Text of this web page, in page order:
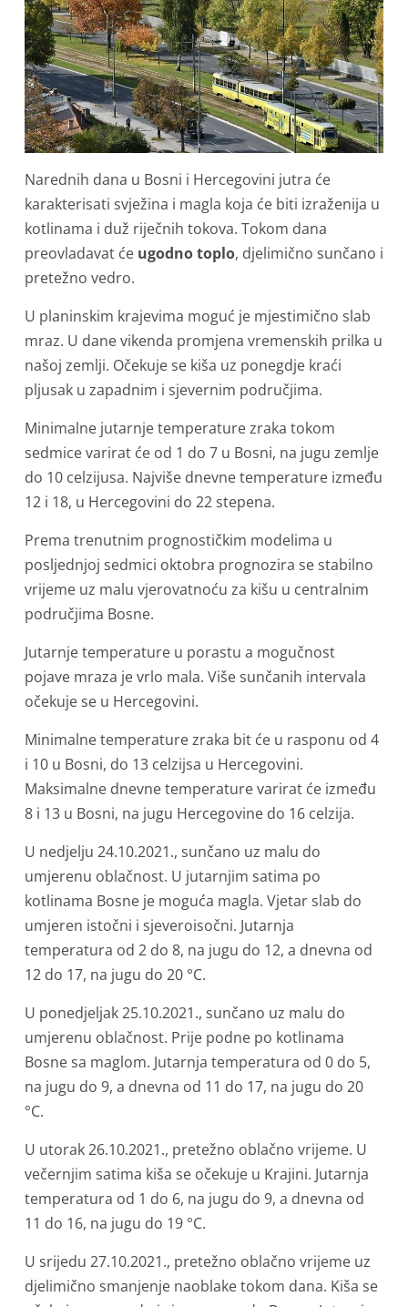
Narednih dana u Bosni i Hercegovini jutra će
karakterisati svježina i magla koja će biti izraženija u
kotlinama i duž riječnih tokova. Tokom dana
preovladavat će ugodno toplo, djelimično sunčano i
pretežno vedro.
U planinskim krajevima moguć je mjestimično slab
mraz. U dane vikenda promjena vremenskih prilka u
našoj zemlji. Očekuje se kiša uz ponegdje kraći
pljusak u zapadnim i sjevernim područjima.
Minimalne jutarnje temperature zraka tokom
sedmice varirat će od 1 do 7 u Bosni, na jugu zemlje
do 10 celzijusa. Najviše dnevne temperature između
12 i 18, u Hercegovini do 22 stepena.
Prema trenutnim prognostičkim modelima u
posljednjoj sedmici oktobra prognozira se stabilno
vrijeme uz malu vjerovatnoću za kišu u centralnim
područjima Bosne.
Jutarnje temperature u porastu a mogučnost
pojave mraza je vrlo mala. Više sunčanih intervala
očekuje se u Hercegovini.
Minimalne temperature zraka bit će u rasponu od 4
i 10 u Bosni, do 13 celzijsa u Hercegovini.
Maksimalne dnevne temperature varirat će između
8 i 13 u Bosni, na jugu Hercegovine do 16 celzija.
U nedjelju 24.10.2021., sunčano uz malu do
umjerenu oblačnost. U jutarnjim satima po
kotlinama Bosne je moguća magla. Vjetar slab do
umjeren istočni i sjeveroisočni. Jutarnja
temperatura od 2 do 8, na jugu do 12, a dnevna od
12 do 17, na jugu do 20 °C.
U ponedjeljak 25.10.2021., sunčano uz malu do
umjerenu oblačnost. Prije podne po kotlinama
Bosne sa maglom. Jutarnja temperatura od 0 do 5,
na jugu do 9, a dnevna od 11 do 17, na jugu do 20
°C.
U utorak 26.10.2021., pretežno oblačno vrijeme. U
večernjim satima kiša se očekuje u Krajini. Jutarnja
temperatura od 1 do 6, na jugu do 9, a dnevna od
11 do 16, na jugu do 19 °C.
U srijedu 27.10.2021., pretežno oblačno vrijeme uz
djelimično smanjenje naoblake tokom dana. Kiša se